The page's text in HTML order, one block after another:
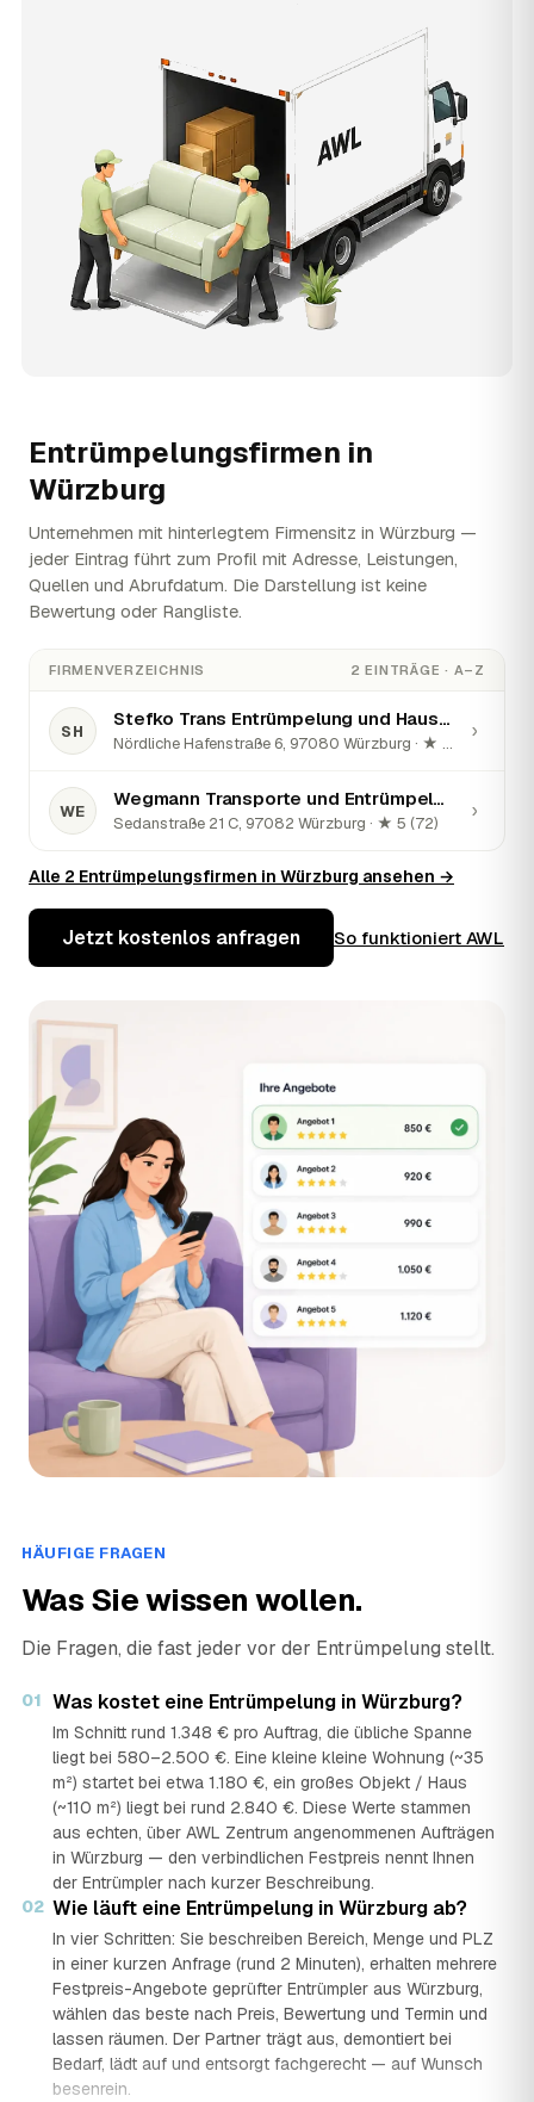
Entrümpelungsfirmen in
Würzburg
Unternehmen mit hinterlegtem Firmensitz in Würzburg —
jeder Eintrag führt zum Profil mit Adresse, Leistungen,
Quellen und Abrufdatum. Die Darstellung ist keine
Bewertung oder Rangliste.
FIRMENVERZEICHNIS 2 EINTRÄGE · A–Z
SH
Stefko Trans Entrümpelung und Haushaltsauflösungen
Nördliche Hafenstraße 6, 97080 Würzburg · ★ 5 (82)
›
WE
Wegmann Transporte und Entrümpelungen
Sedanstraße 21 C, 97082 Würzburg · ★ 5 (72)
›
Alle 2 Entrümpelungsfirmen in Würzburg ansehen →
Jetzt kostenlos anfragen So funktioniert AWL
HÄUFIGE FRAGEN
Was Sie wissen wollen.
Die Fragen, die fast jeder vor der Entrümpelung stellt.
01 Was kostet eine Entrümpelung in Würzburg?
Im Schnitt rund 1.348 € pro Auftrag, die übliche Spanne
liegt bei 580–2.500 €. Eine kleine kleine Wohnung (~35
m²) startet bei etwa 1.180 €, ein großes Objekt / Haus
(~110 m²) liegt bei rund 2.840 €. Diese Werte stammen
aus echten, über AWL Zentrum angenommenen Aufträgen
in Würzburg — den verbindlichen Festpreis nennt Ihnen
der Entrümpler nach kurzer Beschreibung.
02 Wie läuft eine Entrümpelung in Würzburg ab?
In vier Schritten: Sie beschreiben Bereich, Menge und PLZ
in einer kurzen Anfrage (rund 2 Minuten), erhalten mehrere
Festpreis-Angebote geprüfter Entrümpler aus Würzburg,
wählen das beste nach Preis, Bewertung und Termin und
lassen räumen. Der Partner trägt aus, demontiert bei
Bedarf, lädt auf und entsorgt fachgerecht — auf Wunsch
besenrein.